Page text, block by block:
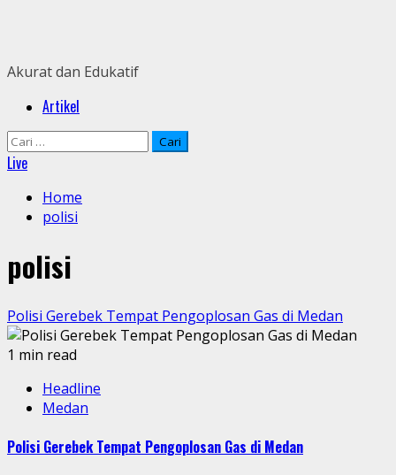
Akurat dan Edukatif
PrimaryArtikel
Cari
untuk:
Live
Home
polisi
polisi
Polisi Gerebek Tempat Pengoplosan Gas di Medan
1 min read
Headline
Medan
Polisi Gerebek Tempat Pengoplosan Gas di Medan